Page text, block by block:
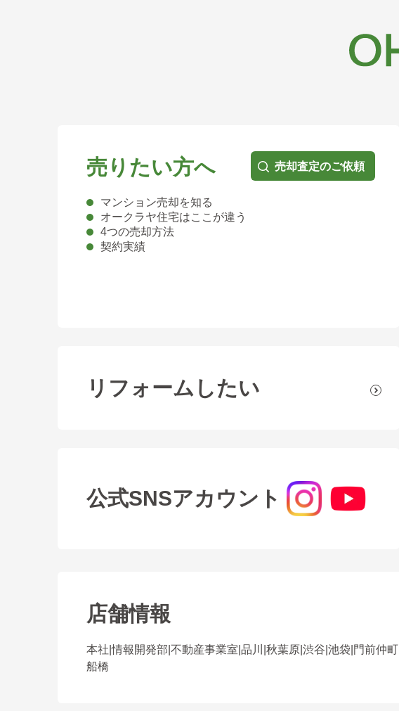
売りたい方へ 売却査定のご依頼
マンション売却を知る
オークラヤ住宅はここが違う
4つの売却方法
契約実績
リフォームしたい
公式SNSアカウント
店舗情報
本社 |情報開発部 不動産事業室 品川 秋葉原 渋谷 池袋 門前仲町
船橋